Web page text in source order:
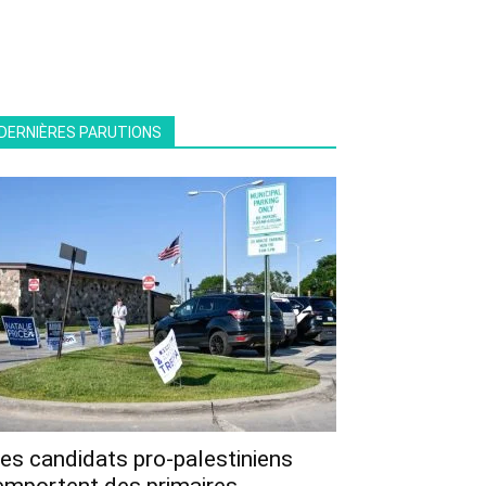
PARUTIONS
candidats pro-palestiniens